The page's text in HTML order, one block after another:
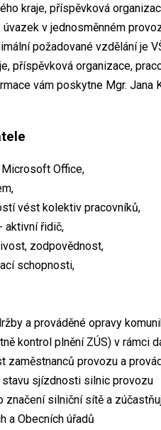
kraje, příspěvková
v jednosměnném
požadované vzdělání je
příspěvková organizace,
vám poskytne Mgr. Jana
Office,
vést kolektiv pracovníků,
aktivní řidič,
zodpovědnost,
schopnosti,
a prováděné opravy
kontrol plnění ZÚS) v rámci
zaměstnanců provozu a
sjízdnosti silnic provozu
silniční sítě a
a Obecních úřadů